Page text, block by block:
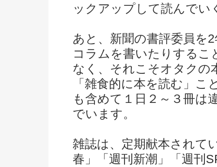
ックアップして読んでい
あと、新聞の書評委員を
コラムを書いたりするこ
なく、それこそオタクの
「雑食的に本を読む」
も含めて１日２～３冊は
でいます。
雑誌は、定期献本されて
春」「週刊新潮」「週刊